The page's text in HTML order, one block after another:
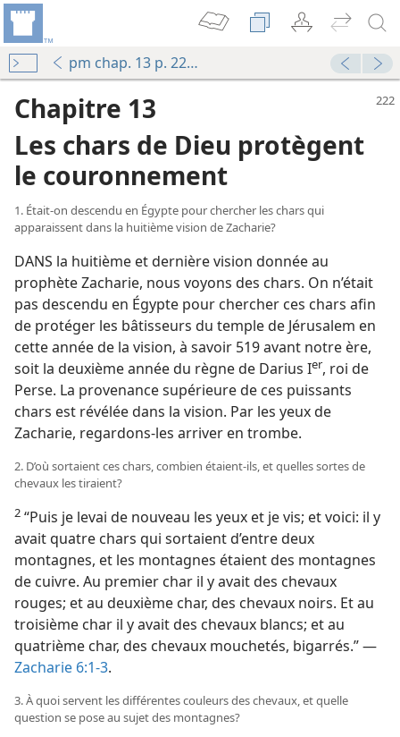
pm chap. 13 p. 222-233
Chapitre 13
Les chars de Dieu protègent
le couronnement
1. Était-​on descendu en Égypte pour chercher les chars qui
apparaissent dans la huitième vision de Zacharie?
DANS la huitième et dernière vision donnée au
prophète Zacharie, nous voyons des chars. On n’était
pas descendu en Égypte pour chercher ces chars afin
de protéger les bâtisseurs du temple de Jérusalem en
cette année de la vision, à savoir 519 avant notre ère,
soit la deuxième année du règne de Darius Ier, roi de
Perse. La provenance supérieure de ces puissants
chars est révélée dans la vision. Par les yeux de
Zacharie, regardons-​les arriver en trombe.
2. D’où sortaient ces chars, combien étaient-​ils, et quelles sortes de
chevaux les tiraient?
2 “Puis je levai de nouveau les yeux et je vis; et voici: il y
avait quatre chars qui sortaient d’entre deux
montagnes, et les montagnes étaient des montagnes
de cuivre. Au premier char il y avait des chevaux
rouges; et au deuxième char, des chevaux noirs. Et au
troisième char il y avait des chevaux blancs; et au
quatrième char, des chevaux mouchetés, bigarrés.” —
Zacharie 6:1-3.
3. À quoi servent les différentes couleurs des chevaux, et quelle
question se pose au sujet des montagnes?